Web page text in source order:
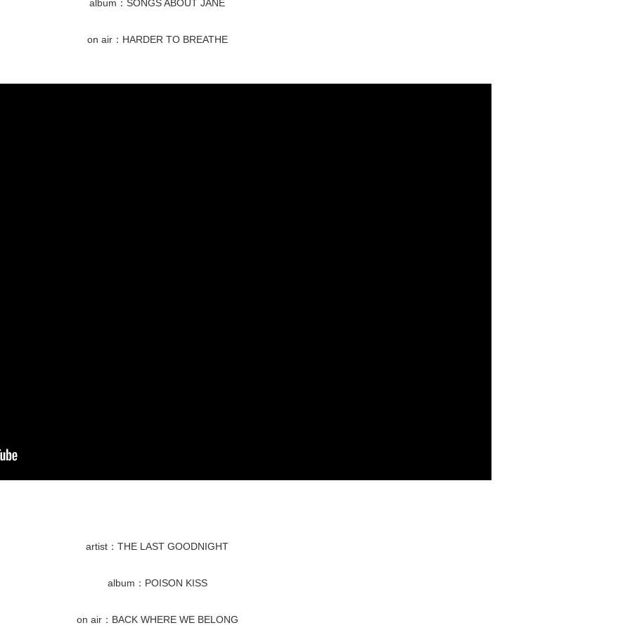
album：SONGS ABOUT JANE
on air：HARDER TO BREATHE
artist：THE LAST GOODNIGHT
album：POISON KISS
on air：BACK WHERE WE BELONG